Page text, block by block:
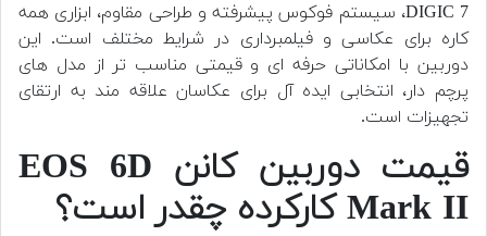
DIGIC 7، سیستم فوکوس پیشرفته و طراحی مقاوم، ابزاری همه
کاره برای عکاسی و فیلمبرداری در شرایط مختلف است. این
دوربین با امکاناتی حرفه ای و قیمتی مناسب تر از مدل های
پرچم دار، انتخابی ایده آل برای عکاسان علاقه مند به ارتقای
تجهیزات است.
قیمت دوربین کانن EOS 6D
Mark II کارکرده چقدر است؟